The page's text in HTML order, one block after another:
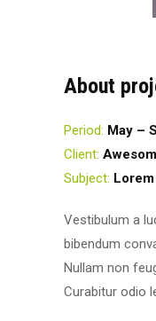
About
Period: May –
Client:
Subject:
Vestibulum a
bibendum
Nullam non
Curabitur odio